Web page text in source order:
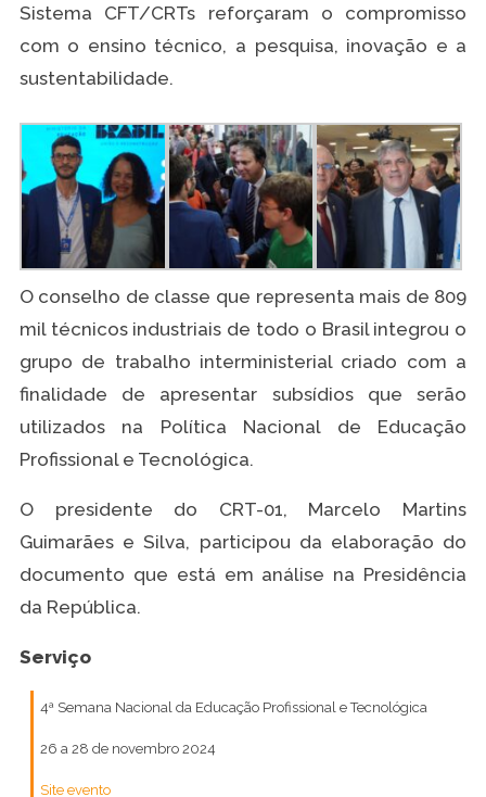
Sistema CFT/CRTs reforçaram o compromisso
com o ensino técnico, a pesquisa, inovação e a
sustentabilidade.
O conselho de classe que representa mais de 809
mil técnicos industriais de todo o Brasil integrou o
grupo de trabalho interministerial criado com a
finalidade de apresentar subsídios que serão
utilizados na Política Nacional de Educação
Profissional e Tecnológica.
O presidente do CRT-01, Marcelo Martins
Guimarães e Silva, participou da elaboração do
documento que está em análise na Presidência
da República.
Serviço
4ª Semana Nacional da Educação Profissional e Tecnológica
26 a 28 de novembro 2024
Site evento